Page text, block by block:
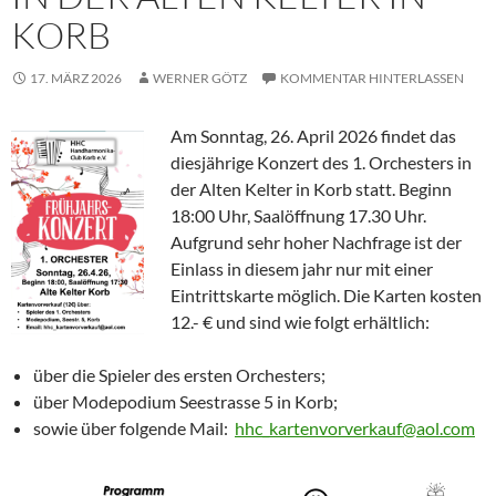
KORB
17. MÄRZ 2026 WERNER GÖTZ KOMMENTAR HINTERLASSEN
Am Sonntag, 26. April 2026 findet das
diesjährige Konzert des 1. Orchesters in
der Alten Kelter in Korb statt. Beginn
18:00 Uhr, Saalöffnung 17.30 Uhr.
Aufgrund sehr hoher Nachfrage ist der
Einlass in diesem jahr nur mit einer
Eintrittskarte möglich. Die Karten kosten
12.- € und sind wie folgt erhältlich:
über die Spieler des ersten Orchesters;
über Modepodium Seestrasse 5 in Korb;
sowie über folgende Mail: hhc_kartenvorverkauf@aol.com